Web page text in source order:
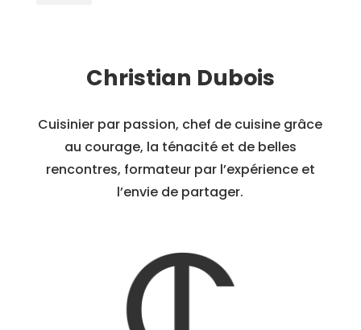
Christian Dubois
Cuisinier par passion, chef de cuisine grâce
au courage, la ténacité et de belles
rencontres, formateur par l’expérience et
l’envie de partager.